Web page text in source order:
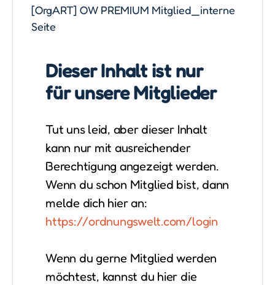
[OrgART] OW PREMIUM Mitglied_interne
Seite
Dieser Inhalt ist nur
für unsere Mitglieder
Tut uns leid, aber dieser Inhalt
kann nur mit ausreichender
Berechtigung angezeigt werden.
Wenn du schon Mitglied bist, dann
melde dich hier an:
https://ordnungswelt.com/login
Wenn du gerne Mitglied werden
möchtest, kannst du hier die